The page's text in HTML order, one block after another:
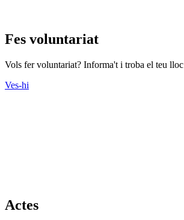
Fes voluntariat
Vols fer voluntariat? Informa't i troba el teu lloc
Ves-hi
Actes